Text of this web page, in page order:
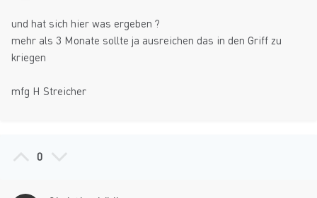
und hat sich hier was ergeben ?
mehr als 3 Monate sollte ja ausreichen das in den Griff zu
kriegen
mfg H Streicher
0